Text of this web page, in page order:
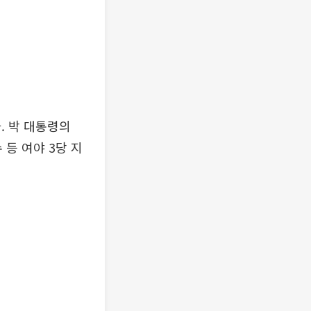
박 대통령의
등 여야 3당 지